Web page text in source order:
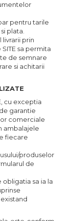
pentru tarile
plata.
livrarii prin
sa permita
de semnare
si achitarii
cu exceptia
garantie
comerciale
ambalajele
fiecare
produselor
de
obligatia sa ia la